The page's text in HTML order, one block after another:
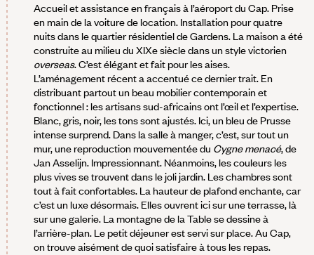
Accueil et assistance en français à l’aéroport du Cap. Prise
en main de la voiture de location. Installation pour quatre
nuits dans le quartier résidentiel de Gardens. La maison a été
construite au milieu du XIXe siècle dans un style victorien
overseas. C’est élégant et fait pour les aises.
L’aménagement récent a accentué ce dernier trait. En
distribuant partout un beau mobilier contemporain et
fonctionnel : les artisans sud-africains ont l’œil et l’expertise.
Blanc, gris, noir, les tons sont ajustés. Ici, un bleu de Prusse
intense surprend. Dans la salle à manger, c’est, sur tout un
mur, une reproduction mouvementée du Cygne menacé, de
Jan Asselijn. Impressionnant. Néanmoins, les couleurs les
plus vives se trouvent dans le joli jardin. Les chambres sont
tout à fait confortables. La hauteur de plafond enchante, car
c’est un luxe désormais. Elles ouvrent ici sur une terrasse, là
sur une galerie. La montagne de la Table se dessine à
l’arrière-plan. Le petit déjeuner est servi sur place. Au Cap,
on trouve aisément de quoi satisfaire à tous les repas.